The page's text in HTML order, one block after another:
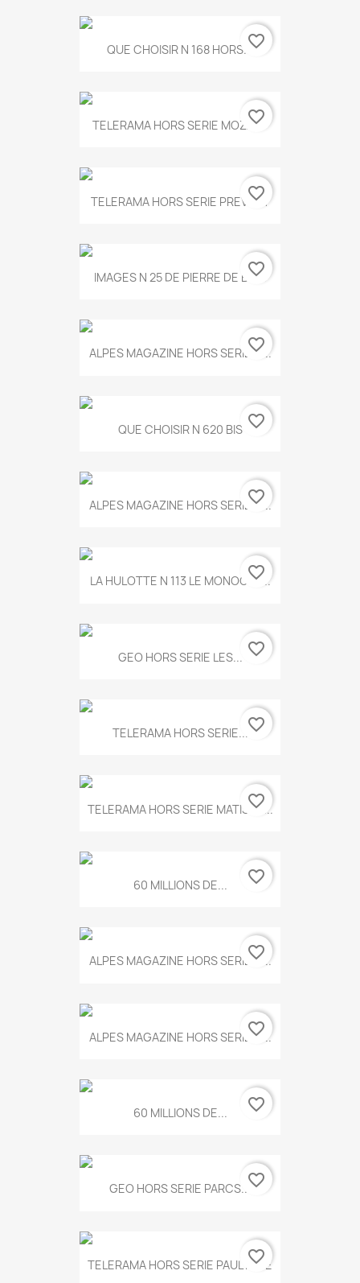
QUE CHOISIR N 168 HORS...favorite_border
TELERAMA HORS SERIE MOZART
favorite_border
TELERAMA HORS SERIE PREVERT
favorite_border
IMAGES N 25 DE PIERRE DE BOIS
favorite_border
ALPES MAGAZINE HORS SERIE N...
favorite_border
QUE CHOISIR N 620 BIS favorite_border
ALPES MAGAZINE HORS SERIE N...
favorite_border
LA HULOTTE N 113 LE MONOCLE...
favorite_border
GEO HORS SERIE LES... favorite_border
TELERAMA HORS SERIE...favorite_border
TELERAMA HORS SERIE MATISSE...
favorite_border
60 MILLIONS DE... favorite_border
ALPES MAGAZINE HORS SERIE N...
favorite_border
ALPES MAGAZINE HORS SERIE N...
favorite_border
60 MILLIONS DE... favorite_border
GEO HORS SERIE PARCS...favorite_border
TELERAMA HORS SERIE PAUL KLEE
favorite_border